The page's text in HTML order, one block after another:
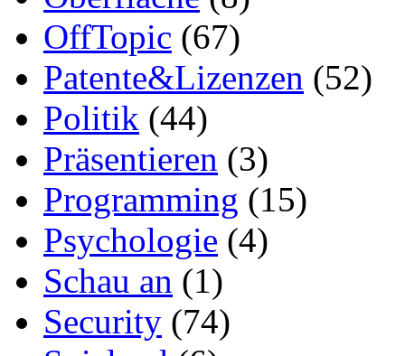
OffTopic (67)
Patente&Lizenzen (52)
Politik (44)
Präsentieren (3)
Programming (15)
Psychologie (4)
Schau an (1)
Security (74)